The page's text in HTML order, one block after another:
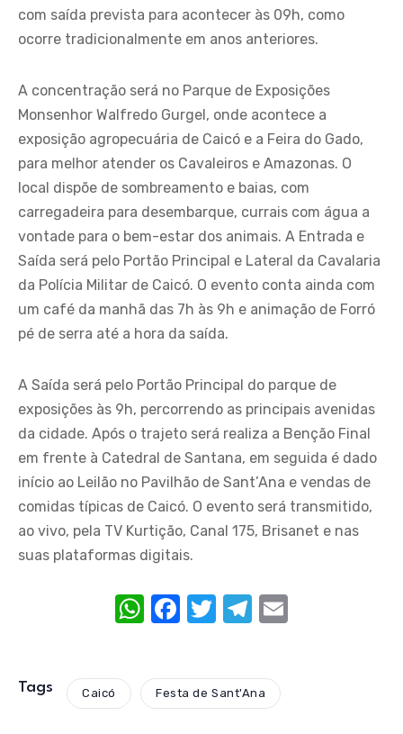
com saída prevista para acontecer às 09h, como
ocorre tradicionalmente em anos anteriores.
A concentração será no Parque de Exposições
Monsenhor Walfredo Gurgel, onde acontece a
exposição agropecuária de Caicó e a Feira do Gado,
para melhor atender os Cavaleiros e Amazonas. O
local dispõe de sombreamento e baias, com
carregadeira para desembarque, currais com água a
vontade para o bem-estar dos animais. A Entrada e
Saída será pelo Portão Principal e Lateral da Cavalaria
da Polícia Militar de Caicó. O evento conta ainda com
um café da manhã das 7h às 9h e animação de Forró
pé de serra até a hora da saída.
A Saída será pelo Portão Principal do parque de
exposições às 9h, percorrendo as principais avenidas
da cidade. Após o trajeto será realiza a Benção Final
em frente à Catedral de Santana, em seguida é dado
início ao Leilão no Pavilhão de Sant’Ana e vendas de
comidas típicas de Caicó. O evento será transmitido,
ao vivo, pela TV Kurtição, Canal 175, Brisanet e nas
suas plataformas digitais.
W
s
F
e
T
te
T
gr
Tags Caicó Festa de Sant'Ana